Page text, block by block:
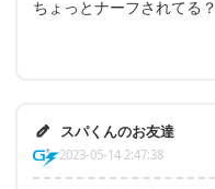
ちょっとナーフされてる？
スパくんのお友達
2023-05-14 2:47:38